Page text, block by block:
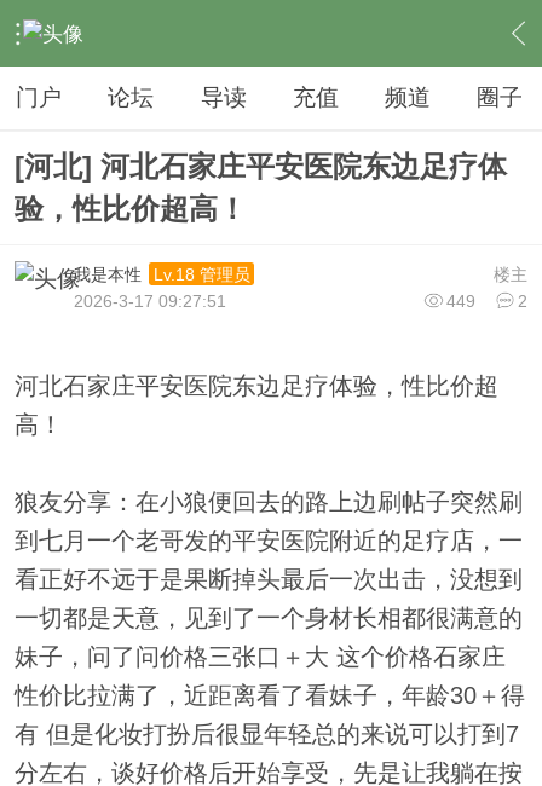
› 夜生活 › 足疗 › 内容
门户 论坛 导读 充值 频道 圈子
[河北] 河北石家庄平安医院东边足疗体
验，性比价超高！
楼主
我是本性
Lv.18 管理员
449
2
2026-3-17 09:27:51
河北石家庄平安医院东边足疗体验，性比价超
高！
狼友分享：在小狼便回去的路上边刷帖子突然刷
到七月一个老哥发的平安医院附近的足疗店，一
看正好不远于是果断掉头最后一次出击，没想到
一切都是天意，见到了一个身材长相都很满意的
妹子，问了问价格三张口＋大 这个价格石家庄
性价比拉满了，近距离看了看妹子，年龄30＋得
有 但是化妆打扮后很显年轻总的来说可以打到7
分左右，谈好价格后开始享受，先是让我躺在按